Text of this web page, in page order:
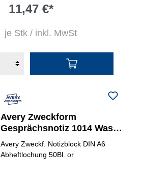
11,47 €*
je Stk / inkl. MwSt
Avery Zweckform
Gesprächsnotiz 1014 Was
war inzwischen / Was ist zu
tun
Avery Zweckf. Notizblock DIN A6
Abheftlochung 50Bl. or